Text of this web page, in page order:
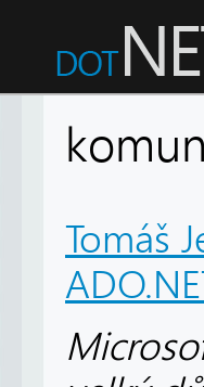
Tomáš